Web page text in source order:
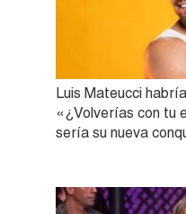
Luis Mateucci
«¿Volverías con tu
sería su nueva